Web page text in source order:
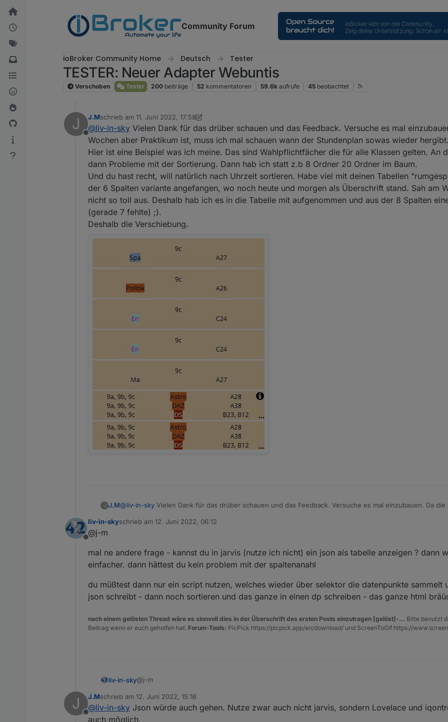
Weiter zum Inhalt
Community Forum
ioBroker Community Home Deutsch Tester
TESTER: Neuer Adapter Webuntis
Verschoben Tester 200 beiträge 52 kommentatoren 59.6k aufrufe 45 beobachtet
J
Offline
J.Mschrieb am 11. Juni 2022, 17:58
zuletzt editiert von J.M6. Nov. 2022, 19:58
@liv-in-sky Vielen Dank für das drüber schauen und das Feedback. Versuche es mal
Wochen aber Praktikum ist, muss ich mal schauen wann der Stundenplan sowas wieder hergibt.
Hier ist eine Beispiel was ich meine. Das sind Wahlpflichtfächer die für alle Klassen gelten. An
dann Probleme mit der Sortierung. Dann hab ich statt z.b 8 Ordner 20 Ordner im Baum.
Und du hast recht, will natürlich nach Uhrzeit sortieren. Habe viel mit deinen Tabellen
der 6 Spalten variante angefangen, wo noch heute und morgen als Überschrift stand. Sah am
nicht so toll aus. Deshalb hab ich es in die Tabelle mit aufgenommen und aus der 8 Spalten
(gerade 7 fehlte) ;).
Deshalb die Verschiebung.
J J.M@liv-in-sky Vielen Dank für das drüber schauen und das Feedback. Versuche es mal einzubauen. Da
Hier ist eine Beispiel was ich meine. Das sind Wahlpflichtfächer die für alle Klassen gelten. An den Tagen
variante angefangen, wo noch heute und morgen als Überschrift stand. Sah am Wochenende aber nicht
hab ich es in die Tabelle mit aufgenommen und aus der 8 Spalten eine 7 Spalten gemacht (gerade 7
Offline
liv-in-skyschrieb am 12. Juni 2022, 06:12
zuletzt editiert von
@j-m
mal ne andere frage - kannst du in jarvis (nutze ich nicht) ein json als tabelle anzeigen ? dann
einfacher. dann hättest du kein problem mit der spaltenanahl
du müßtest dann nur ein script nutzen, welches wieder über selektor die datenpunkte sammelt
json schreibt - dann noch sortieren und das ganze in einen dp schreiben - das ganze html
nach einem gelösten Thread wäre es sinnvoll dies in der Überschrift des ersten Posts einzutragen [gelöst]-... Bitte benutzt
Beitrag wenn er euch geholfen hat. Forum-Tools: PicPick https://picpick.app/en/download/ und ScreenToGif https://
liv-in-sky@j-m
mal ne andere frage - kannst du in jarvis (nutze ich nicht) ein json als tabelle anzeigen ? dann wäre es um einiges
einfacher. dann hättest du kein problem mit der spaltenanahl
du müßtest dann nur ein script nutzen, welches wieder über selektor die datenpunkte sammelt und in
J
Offline
J.Mschrieb am 12. Juni 2022, 15:16
zuletzt editiert von
@liv-in-sky Json würde auch gehen. Nutze zwar auch nicht jarvis, sondern Lovelace und
auch möglich.